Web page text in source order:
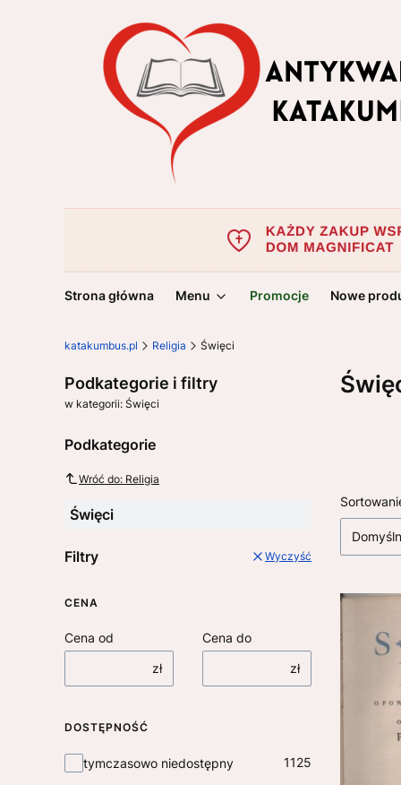
Strona główna Menu Promocje Nowe
katakumbus.pl Religia Święci
Podkategorie i filtry
w kategorii: Święci
Podkategorie
Wróć do: Religia
Święci
Filtry Wyczyść
CENA
Cena od
zł
Cena do
zł
DOSTĘPNOŚĆ
Dostępność
tymczasowo niedostępny 1125
Lista